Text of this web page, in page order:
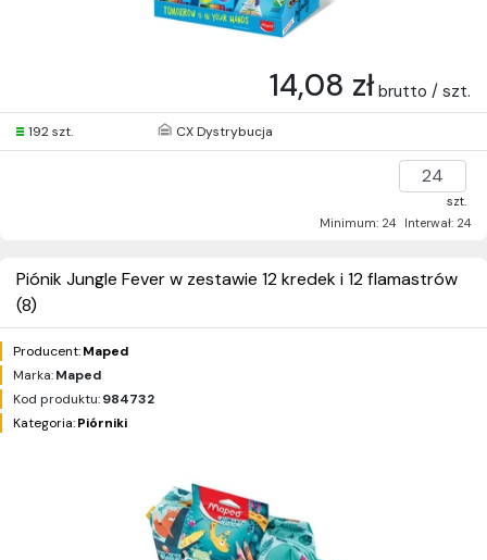
14,08 zł brutto / szt.
192 szt. CX Dystrybucja
szt.
Minimum: 24
Interwał: 24
Piónik Jungle Fever w zestawie 12 kredek i 12 flamastrów
(8)
Producent:Maped
Marka:Maped
Kod produktu:984732
Kategoria:Piórniki